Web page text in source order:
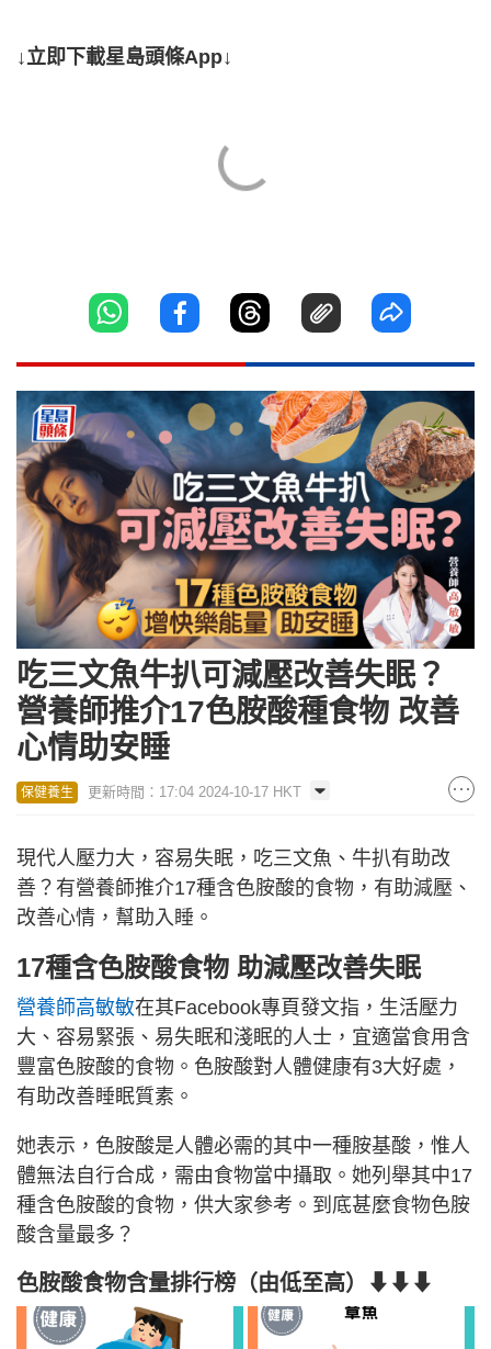
↓立即下載星島頭條App↓
吃三文魚牛扒可減壓改善失眠？
營養師推介17色胺酸種食物 改善
心情助安睡
保健養生 更新時間：17:04 2024-10-17 HKT
現代人壓力大，容易失眠，吃三文魚、牛扒有助改
善？有營養師推介17種含色胺酸的食物，有助減壓、
改善心情，幫助入睡。
17種含色胺酸食物 助減壓改善失眠
營養師高敏敏在其Facebook專頁發文指，生活壓力
大、容易緊張、易失眠和淺眠的人士，宜適當食用含
豐富色胺酸的食物。色胺酸對人體健康有3大好處，
有助改善睡眠質素。
她表示，色胺酸是人體必需的其中一種胺基酸，惟人
體無法自行合成，需由食物當中攝取。她列舉其中17
種含色胺酸的食物，供大家參考。到底甚麼食物色胺
酸含量最多？
色胺酸食物含量排行榜（由低至高）⬇⬇⬇